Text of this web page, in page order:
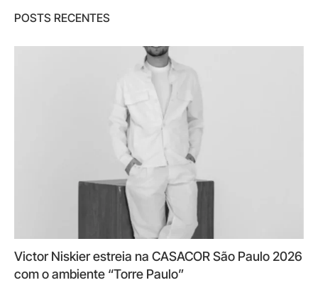
POSTS RECENTES
Victor Niskier estreia na CASACOR São Paulo 2026
com o ambiente “Torre Paulo”